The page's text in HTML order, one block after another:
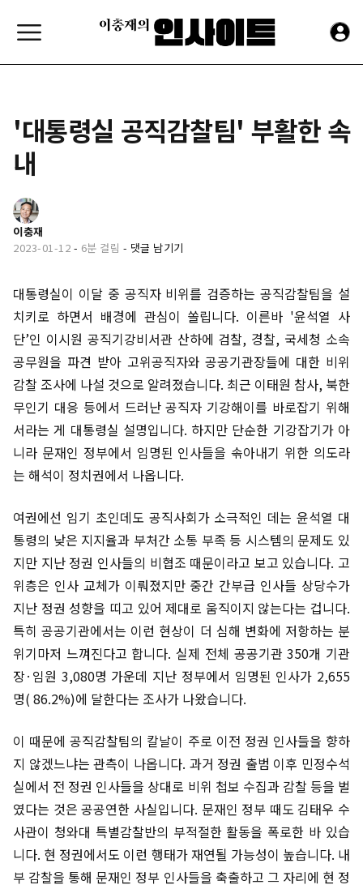
'대통령실 공직감찰팀' 부활한 속
내
이충재
2023-01-12 - 6분 걸림 - 댓글 남기기
대통령실이 이달 중 공직자 비위를 검증하는 공직감찰팀을 설
치키로 하면서 배경에 관심이 쏠립니다. 이른바 '윤석열 사
단’인 이시원 공직기강비서관 산하에 검찰, 경찰, 국세청 소속
공무원을 파견 받아 고위공직자와 공공기관장들에 대한 비위
감찰 조사에 나설 것으로 알려졌습니다. 최근 이태원 참사, 북한
무인기 대응 등에서 드러난 공직자 기강해이를 바로잡기 위해
서라는 게 대통령실 설명입니다. 하지만 단순한 기강잡기가 아
니라 문재인 정부에서 임명된 인사들을 솎아내기 위한 의도라
는 해석이 정치권에서 나옵니다.
여권에선 임기 초인데도 공직사회가 소극적인 데는 윤석열 대
통령의 낮은 지지율과 부처간 소통 부족 등 시스템의 문제도 있
지만 지난 정권 인사들의 비협조 때문이라고 보고 있습니다. 고
위층은 인사 교체가 이뤄졌지만 중간 간부급 인사들 상당수가
지난 정권 성향을 띠고 있어 제대로 움직이지 않는다는 겁니다.
특히 공공기관에서는 이런 현상이 더 심해 변화에 저항하는 분
위기마저 느껴진다고 합니다. 실제 전체 공공기관 350개 기관
장·임원 3,080명 가운데 지난 정부에서 임명된 인사가 2,655
명( 86.2%)에 달한다는 조사가 나왔습니다.
이 때문에 공직감찰팀의 칼날이 주로 이전 정권 인사들을 향하
지 않겠느냐는 관측이 나옵니다. 과거 정권 출범 이후 민정수석
실에서 전 정권 인사들을 상대로 비위 첩보 수집과 감찰 등을 벌
였다는 것은 공공연한 사실입니다. 문재인 정부 때도 김태우 수
사관이 청와대 특별감찰반의 부적절한 활동을 폭로한 바 있습
니다. 현 정권에서도 이런 행태가 재연될 가능성이 높습니다. 내
부 감찰을 통해 문재인 정부 인사들을 축출하고 그 자리에 현 정